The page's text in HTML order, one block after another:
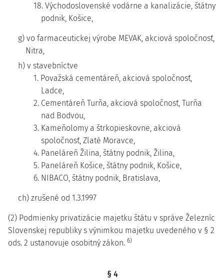
18. Východoslovenské vodárne a kanalizácie, štátny
podnik, Košice,
g) vo farmaceutickej výrobe MEVAK, akciová spoločnosť,
Nitra,
h) v stavebníctve
1. Považská cementáreň, akciová spoločnosť,
Ladce,
2. Cementáreň Turňa, akciová spoločnosť, Turňa
nad Bodvou,
3. Kameňolomy a štrkopieskovne, akciová
spoločnosť, Zlaté Moravce,
4. Paneláreň Žilina, štátny podnik, Žilina,
5. Paneláreň Košice, štátny podnik, Košice,
6. NIBACO, štátny podnik, Bratislava,
ch) zrušené od 1.3.1997
(2) Podmienky privatizácie majetku štátu v správe Železníc
Slovenskej republiky s výnimkou majetku uvedeného v § 2
ods. 2 ustanovuje osobitný zákon. 6)
§ 4